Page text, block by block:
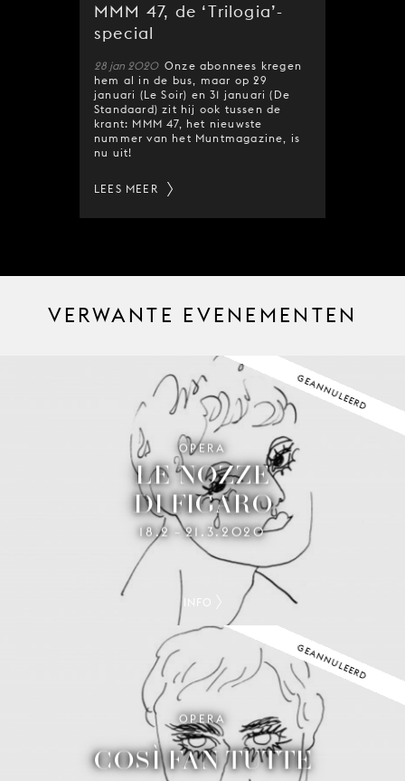
MMM 47, de ‘Trilogia’-
special
28 jan 2020 Onze abonnees kregen
hem al in de bus, maar op 29
januari (Le Soir) en 31 januari (De
Standaard) zit hij ook tussen de
krant: MMM 47, het nieuwste
nummer van het Muntmagazine, is
nu uit!
LEES MEER
VERWANTE EVENEMENTEN
GEANNULEERD
OPERA
LE NOZZE
DI FIGARO
18.2 –21.3.2020
INFO
GEANNULEERD
OPERA
COSÌ FAN TUTTE